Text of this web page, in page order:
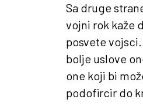
Sa druge
vojni rok kaže
posvete
bolje uslove
one koji bi
podofircir do